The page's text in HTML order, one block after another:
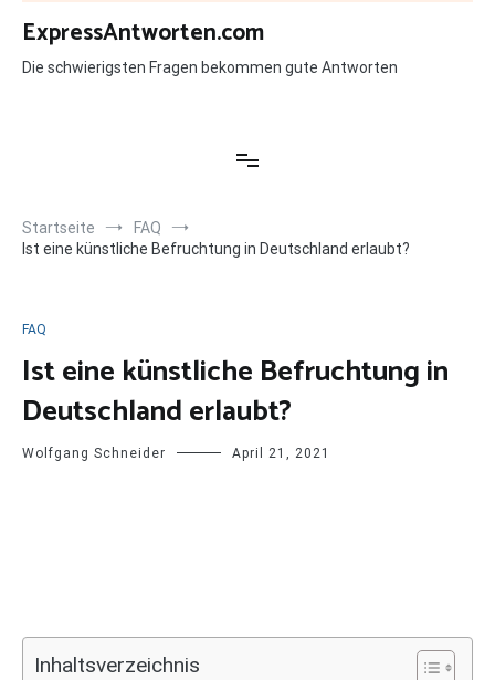
Zum
Inhalt
springen
ExpressAntworten.com
Die schwierigsten Fragen bekommen gute Antworten
Startseite
FAQ
Ist eine künstliche Befruchtung in Deutschland erlaubt?
FAQ
Ist eine künstliche Befruchtung in
Deutschland erlaubt?
Wolfgang Schneider April 21, 2021
Inhaltsverzeichnis